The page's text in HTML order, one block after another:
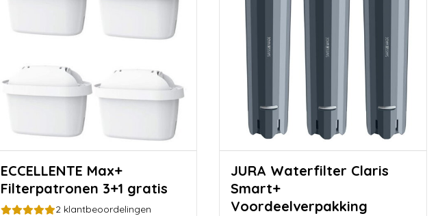
ECCELLENTE Max+
Filterpatronen 3+1 gratis
2 klantbeoordelingen
JURA Waterfilter Claris
Smart+
Voordeelverpakking